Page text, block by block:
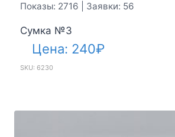
Показы: 2716 | Заявки: 56
Сумка №3
Цена: 240₽
SKU: 6230